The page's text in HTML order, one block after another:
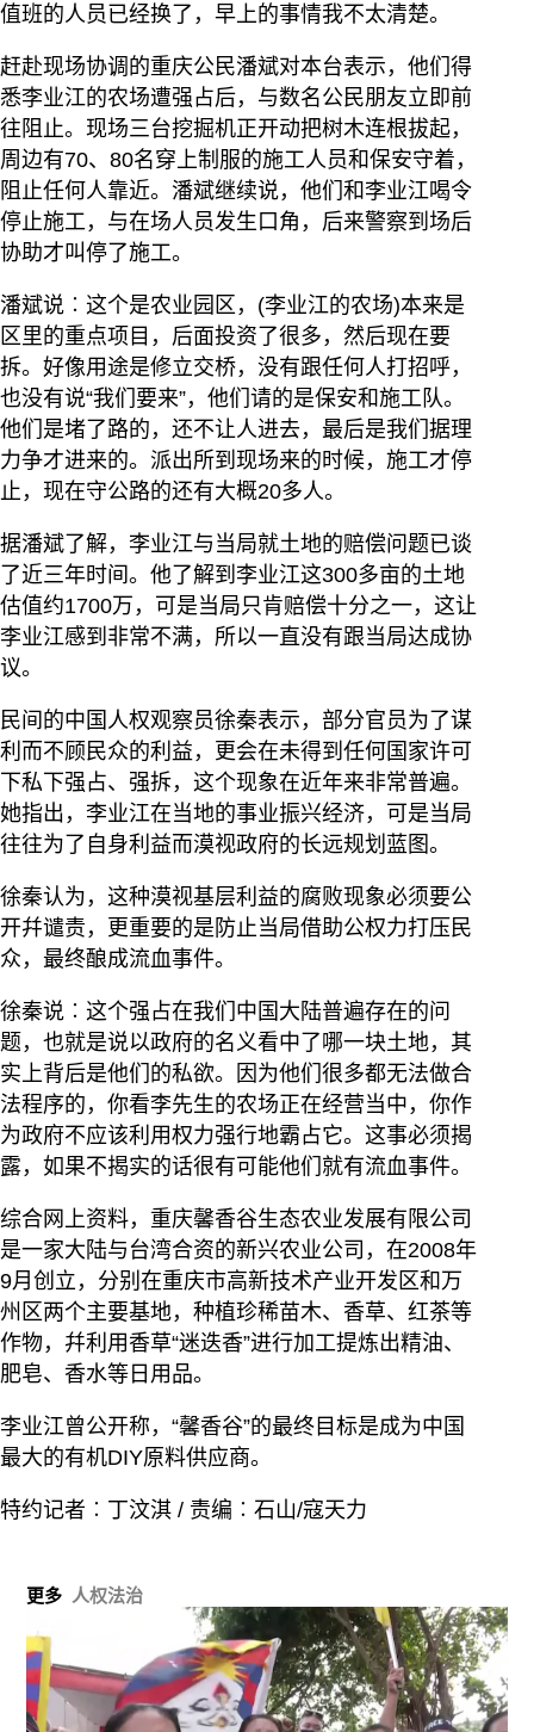
值班的人员已经换了，早上的事情我不太清楚。
赶赴现场协调的重庆公民潘斌对本台表示，他们得
悉李业江的农场遭强占后，与数名公民朋友立即前
往阻止。现场三台挖掘机正开动把树木连根拔起，
周边有70、80名穿上制服的施工人员和保安守着，
阻止任何人靠近。潘斌继续说，他们和李业江喝令
停止施工，与在场人员发生口角，后来警察到场后
协助才叫停了施工。
潘斌说︰这个是农业园区，(李业江的农场)本来是
区里的重点项目，后面投资了很多，然后现在要
拆。好像用途是修立交桥，没有跟任何人打招呼，
也没有说“我们要来”，他们请的是保安和施工队。
他们是堵了路的，还不让人进去，最后是我们据理
力争才进来的。派出所到现场来的时候，施工才停
止，现在守公路的还有大概20多人。
据潘斌了解，李业江与当局就土地的赔偿问题已谈
了近三年时间。他了解到李业江这300多亩的土地
估值约1700万，可是当局只肯赔偿十分之一，这让
李业江感到非常不满，所以一直没有跟当局达成协
议。
民间的中国人权观察员徐秦表示，部分官员为了谋
利而不顾民众的利益，更会在未得到任何国家许可
下私下强占、强拆，这个现象在近年来非常普遍。
她指出，李业江在当地的事业振兴经济，可是当局
往往为了自身利益而漠视政府的长远规划蓝图。
徐秦认为，这种漠视基层利益的腐败现象必须要公
开幷谴责，更重要的是防止当局借助公权力打压民
众，最终酿成流血事件。
徐秦说︰这个强占在我们中国大陆普遍存在的问
题，也就是说以政府的名义看中了哪一块土地，其
实上背后是他们的私欲。因为他们很多都无法做合
法程序的，你看李先生的农场正在经营当中，你作
为政府不应该利用权力强行地霸占它。这事必须揭
露，如果不揭实的话很有可能他们就有流血事件。
综合网上资料，重庆馨香谷生态农业发展有限公司
是一家大陆与台湾合资的新兴农业公司，在2008年
9月创立，分别在重庆市高新技术产业开发区和万
州区两个主要基地，种植珍稀苗木、香草、红茶等
作物，幷利用香草“迷迭香”进行加工提炼出精油、
肥皂、香水等日用品。
李业江曾公开称，“馨香谷”的最终目标是成为中国
最大的有机DIY原料供应商。
特约记者︰丁汶淇 / 责编︰石山/寇天力
更多 人权法治